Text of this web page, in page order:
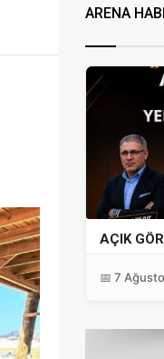
ARENA
AÇIK
📅 7